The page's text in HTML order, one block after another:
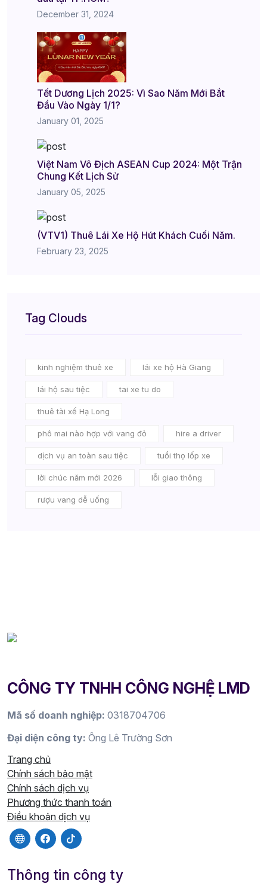
December 31, 2024
Tết Dương Lịch 2025: Vì Sao Năm Mới Bắt
Đầu Vào Ngày 1/1?
January 01, 2025
Việt Nam Vô Địch ASEAN Cup 2024: Một Trận
Chung Kết Lịch Sử
January 05, 2025
(VTV1) Thuê Lái Xe Hộ Hút Khách Cuối Năm.
February 23, 2025
Tag Clouds
kinh nghiệm thuê xe lái xe hộ Hà Giang
lái hộ sau tiệc tai xe tu do
thuê tài xế Hạ Long
phô mai nào hợp với vang đỏ hire a driver
dịch vụ an toàn sau tiệc tuổi thọ lốp xe
lời chúc năm mới 2026 lỗi giao thông
rượu vang dễ uống
CÔNG TY TNHH CÔNG NGHỆ LMD
Mã số doanh nghiệp: 0318704706
Đại diện công ty: Ông Lê Trường Sơn
Trang chủ
Chính sách bảo mật
Chính sách dịch vụ
Phương thức thanh toán
Điều khoản dịch vụ
Thông tin công ty